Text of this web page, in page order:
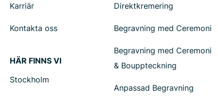
Karriär
Kontakta oss
HÄR FINNS VI
Stockholm
Direktkremering
Begravning med Ceremoni
Begravning med Ceremoni
& Bouppteckning
Anpassad Begravning